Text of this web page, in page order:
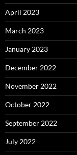
April 2023
March 2023
January 2023
December 2022
November 2022
October 2022
September 2022
July 2022